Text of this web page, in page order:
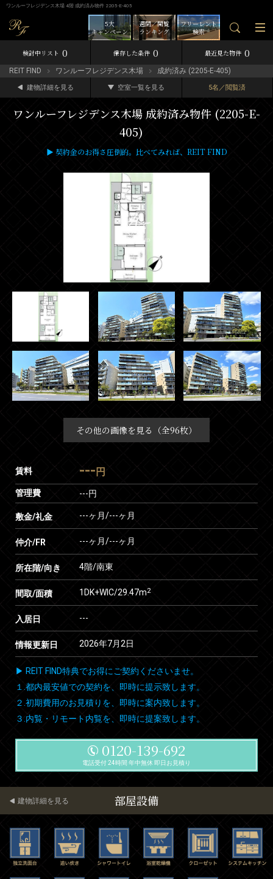
ワンルーフレジデンス木場 4階 成約済み物件 2205-E-405
フリーレント
検索
週間／閲覧
ランキング
5大
キャンペーン
検討中リスト 0 保存した条件 0 最近見た物件 0
REIT FIND ワンルーフレジデンス木場 成約済み (2205-E-405)
建物詳細を見る 空室一覧を見る 5名／閲覧済
ワンルーフレジデンス木場 成約済み物件 (2205-E-
405)
▶ 契約金のお得さ圧倒的。比べてみれば、REIT FIND
その他の画像を見る（全96枚）
賃料 --- 円
管理費 ---円
敷金/礼金 ---ヶ月/---ヶ月
仲介/FR ---ヶ月/---ヶ月
所在階/向き 4階/南東
間取/面積 1DK+WIC/29.47m2
入居日 ---
情報更新日 2026年7月2日
▶ REIT FIND特典でお得にご契約くださいませ。
１.都内最安値での契約を、即時に提示致します。
２.初期費用のお見積りを、即時に案内致します。
３.内覧・リモート内覧を、即時に提案致します。
0120-139-692
電話受付 24時間 年中無休 即日お見積り
部屋設備
建物詳細を見る